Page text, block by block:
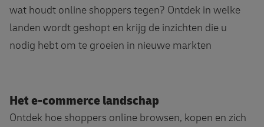
wat houdt online shoppers tegen? Ontdek in welke
landen wordt geshopt en krijg de inzichten die u
nodig hebt om te groeien in nieuwe markten
Het e-commerce landschap
Ontdek hoe shoppers online browsen, kopen en zich